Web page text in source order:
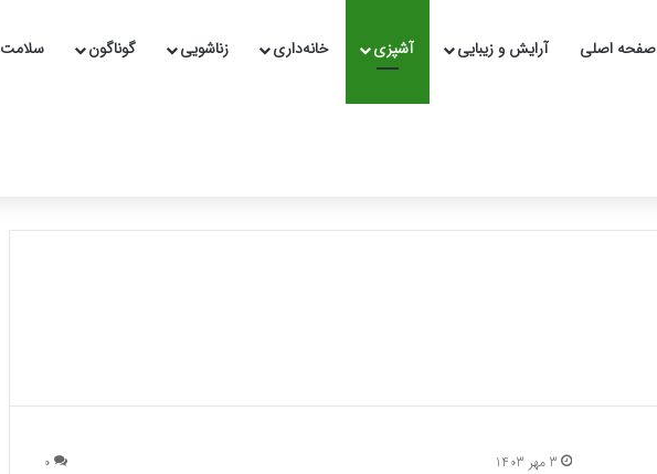
صفحه اصلی آرایش و زیبایی آشپزی خانه‌داری زناشویی گوناگون سلامت
3 مهر 1403 0